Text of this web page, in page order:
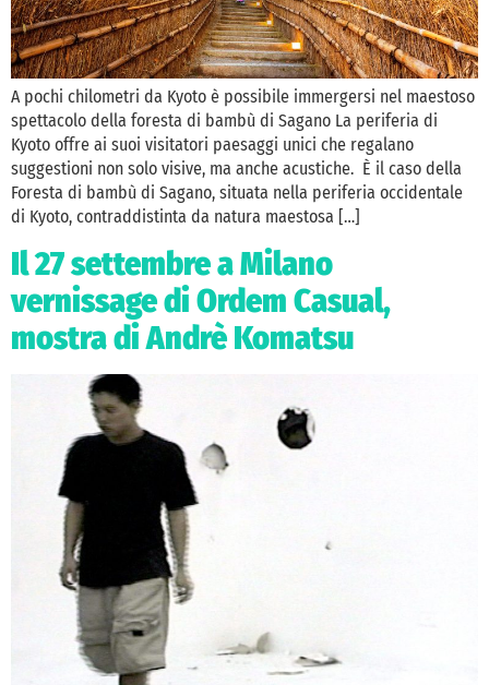
A pochi chilometri da Kyoto è possibile immergersi nel maestoso
spettacolo della foresta di bambù di Sagano La periferia di
Kyoto offre ai suoi visitatori paesaggi unici che regalano
suggestioni non solo visive, ma anche acustiche. È il caso della
Foresta di bambù di Sagano, situata nella periferia occidentale
di Kyoto, contraddistinta da natura maestosa […]
Il 27 settembre a Milano
vernissage di Ordem Casual,
mostra di Andrè Komatsu